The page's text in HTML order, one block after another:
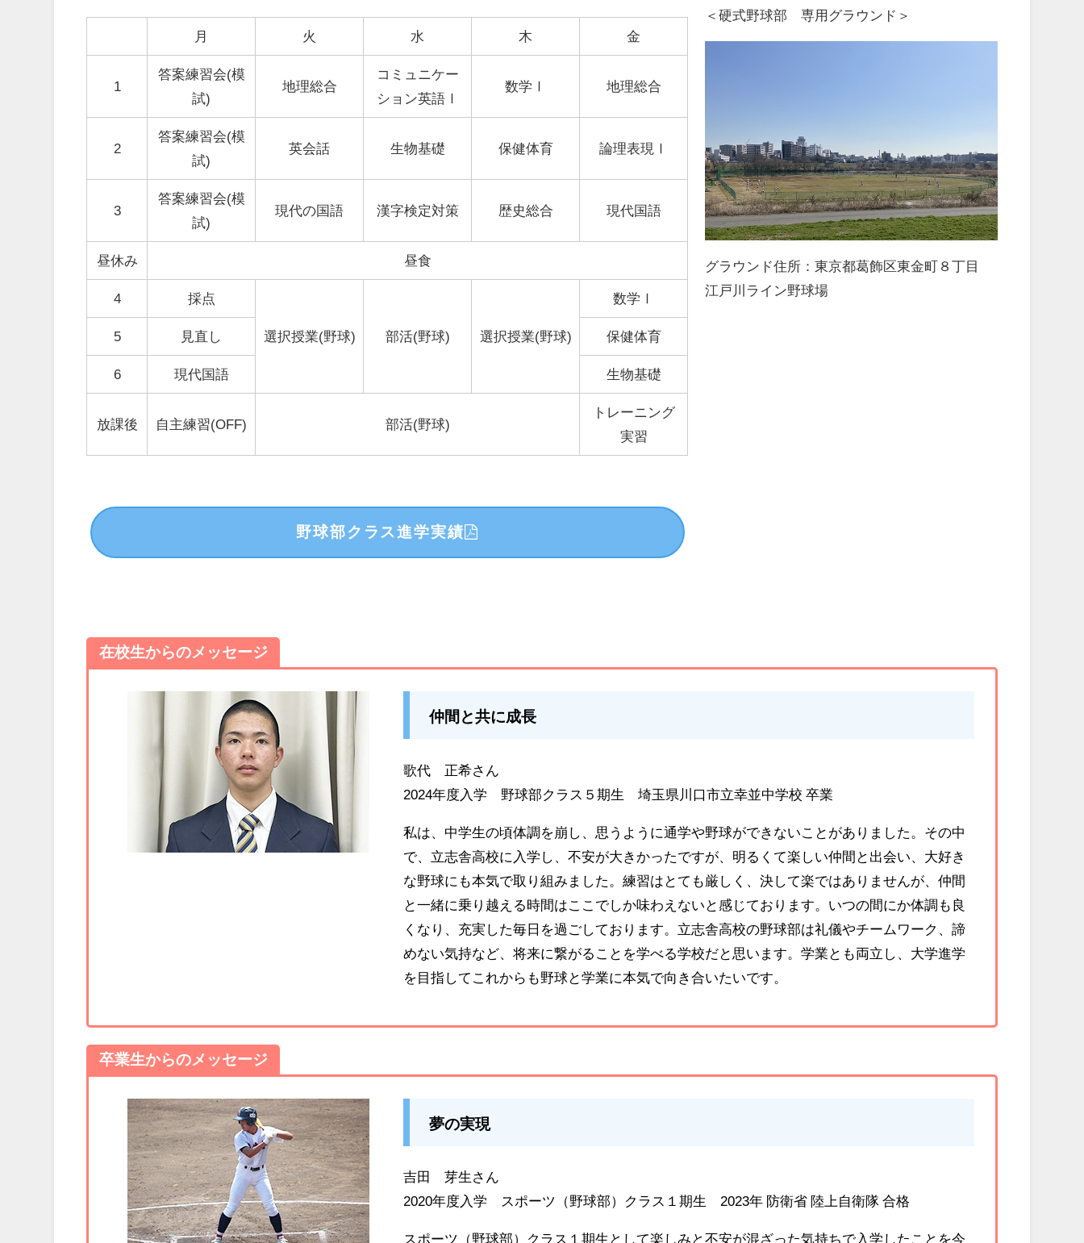
月 火 水 木 金
1
答案練習会(模
試)
地理総合
コミュニケー
ション英語Ⅰ
数学Ⅰ 地理総合
2
答案練習会(模
試)
英会話 生物基礎 保健体育 論理表現Ⅰ
3
答案練習会(模
試)
現代の国語 漢字検定対策 歴史総合 現代国語
昼休み 昼食
4 採点
選択授業(野球) 部活(野球) 選択授業(野球)
数学Ⅰ
5 見直し 保健体育
6 現代国語 生物基礎
放課後 自主練習(OFF) 部活(野球)
トレーニング
実習
野球部クラス進学実績
＜硬式野球部 専用グラウンド＞
グラウンド住所：東京都葛飾区東金町８丁目
江戸川ライン野球場
在校生からのメッセージ
仲間と共に成長
歌代 正希さん
2024年度入学 野球部クラス５期生 埼玉県川口市立幸並中学校 卒業
私は、中学生の頃体調を崩し、思うように通学や野球ができないことがありました。その中
で、立志舎高校に入学し、不安が大きかったですが、明るくて楽しい仲間と出会い、大好き
な野球にも本気で取り組みました。練習はとても厳しく、決して楽ではありませんが、仲間
と一緒に乗り越える時間はここでしか味わえないと感じております。いつの間にか体調も良
くなり、充実した毎日を過ごしております。立志舎高校の野球部は礼儀やチームワーク、諦
めない気持など、将来に繋がることを学べる学校だと思います。学業とも両立し、大学進学
を目指してこれからも野球と学業に本気で向き合いたいです。
卒業生からのメッセージ
夢の実現
吉田 芽生さん
2020年度入学 スポーツ（野球部）クラス１期生 2023年 防衛省 陸上自衛隊 合格
スポーツ （野球部） クラス１期生として楽しみと不安が混ざった気持ちで入学したことを今